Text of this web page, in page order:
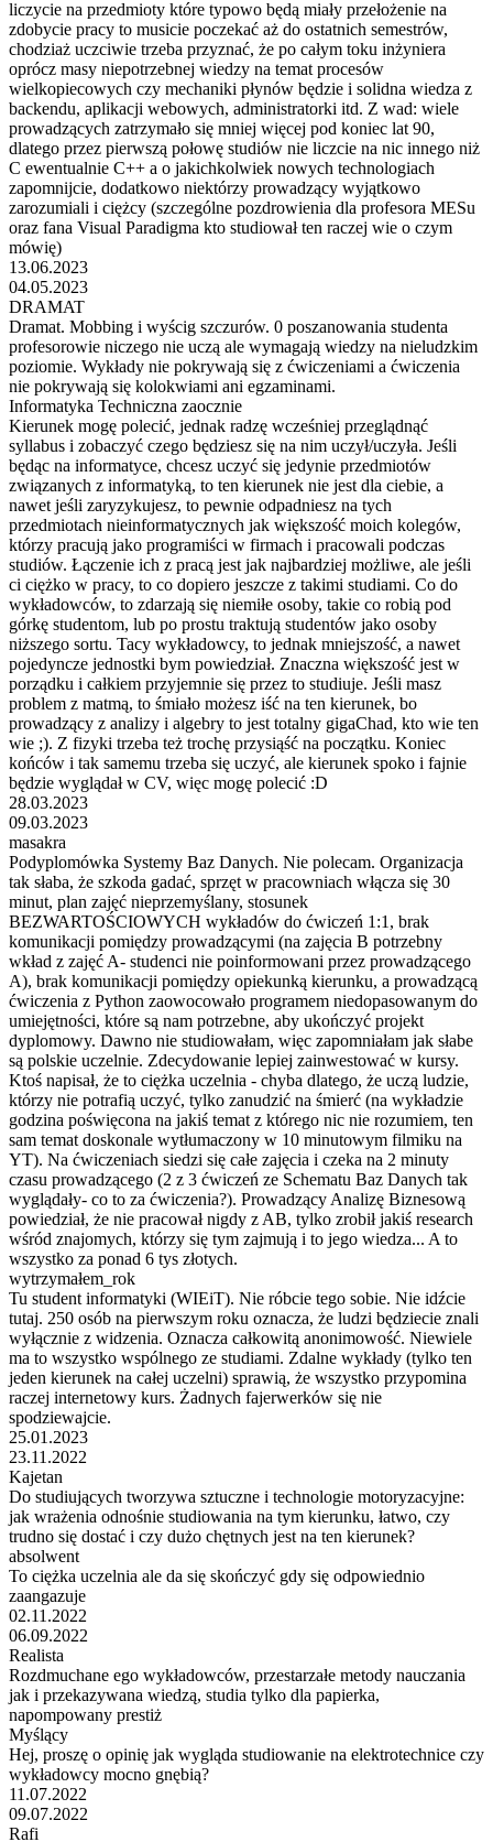
liczycie na przedmioty które typowo będą miały przełożenie na
zdobycie pracy to musicie poczekać aż do ostatnich semestrów,
chodziaż uczciwie trzeba przyznać, że po całym toku inżyniera
oprócz masy niepotrzebnej wiedzy na temat procesów
wielkopiecowych czy mechaniki płynów będzie i solidna wiedza z
backendu, aplikacji webowych, administratorki itd. Z wad: wiele
prowadzących zatrzymało się mniej więcej pod koniec lat 90,
dlatego przez pierwszą połowę studiów nie liczcie na nic innego niż
C ewentualnie C++ a o jakichkolwiek nowych technologiach
zapomnijcie, dodatkowo niektórzy prowadzący wyjątkowo
zarozumiali i ciężcy (szczególne pozdrowienia dla profesora MESu
oraz fana Visual Paradigma kto studiował ten raczej wie o czym
mówię)
13.06.2023
04.05.2023
DRAMAT
Dramat. Mobbing i wyścig szczurów. 0 poszanowania studenta
profesorowie niczego nie uczą ale wymagają wiedzy na nieludzkim
poziomie. Wykłady nie pokrywają się z ćwiczeniami a ćwiczenia
nie pokrywają się kolokwiami ani egzaminami.
Informatyka Techniczna zaocznie
Kierunek mogę polecić, jednak radzę wcześniej przeglądnąć
syllabus i zobaczyć czego będziesz się na nim uczył/uczyła. Jeśli
będąc na informatyce, chcesz uczyć się jedynie przedmiotów
związanych z informatyką, to ten kierunek nie jest dla ciebie, a
nawet jeśli zaryzykujesz, to pewnie odpadniesz na tych
przedmiotach nieinformatycznych jak większość moich kolegów,
którzy pracują jako programiści w firmach i pracowali podczas
studiów. Łączenie ich z pracą jest jak najbardziej możliwe, ale jeśli
ci ciężko w pracy, to co dopiero jeszcze z takimi studiami. Co do
wykładowców, to zdarzają się niemiłe osoby, takie co robią pod
górkę studentom, lub po prostu traktują studentów jako osoby
niższego sortu. Tacy wykładowcy, to jednak mniejszość, a nawet
pojedyncze jednostki bym powiedział. Znaczna większość jest w
porządku i całkiem przyjemnie się przez to studiuje. Jeśli masz
problem z matmą, to śmiało możesz iść na ten kierunek, bo
prowadzący z analizy i algebry to jest totalny gigaChad, kto wie ten
wie ;). Z fizyki trzeba też trochę przysiąść na początku. Koniec
końców i tak samemu trzeba się uczyć, ale kierunek spoko i fajnie
będzie wyglądał w CV, więc mogę polecić :D
28.03.2023
09.03.2023
masakra
Podyplomówka Systemy Baz Danych. Nie polecam. Organizacja
tak słaba, że szkoda gadać, sprzęt w pracowniach włącza się 30
minut, plan zajęć nieprzemyślany, stosunek
BEZWARTOŚCIOWYCH wykładów do ćwiczeń 1:1, brak
komunikacji pomiędzy prowadzącymi (na zajęcia B potrzebny
wkład z zajęć A- studenci nie poinformowani przez prowadzącego
A), brak komunikacji pomiędzy opiekunką kierunku, a prowadzącą
ćwiczenia z Python zaowocowało programem niedopasowanym do
umiejętności, które są nam potrzebne, aby ukończyć projekt
dyplomowy. Dawno nie studiowałam, więc zapomniałam jak słabe
są polskie uczelnie. Zdecydowanie lepiej zainwestować w kursy.
Ktoś napisał, że to ciężka uczelnia - chyba dlatego, że uczą ludzie,
którzy nie potrafią uczyć, tylko zanudzić na śmierć (na wykładzie
godzina poświęcona na jakiś temat z którego nic nie rozumiem, ten
sam temat doskonale wytłumaczony w 10 minutowym filmiku na
YT). Na ćwiczeniach siedzi się całe zajęcia i czeka na 2 minuty
czasu prowadzącego (2 z 3 ćwiczeń ze Schematu Baz Danych tak
wyglądały- co to za ćwiczenia?). Prowadzący Analizę Biznesową
powiedział, że nie pracował nigdy z AB, tylko zrobił jakiś research
wśród znajomych, którzy się tym zajmują i to jego wiedza... A to
wszystko za ponad 6 tys złotych.
wytrzymałem_rok
Tu student informatyki (WIEiT). Nie róbcie tego sobie. Nie idźcie
tutaj. 250 osób na pierwszym roku oznacza, że ludzi będziecie znali
wyłącznie z widzenia. Oznacza całkowitą anonimowość. Niewiele
ma to wszystko wspólnego ze studiami. Zdalne wykłady (tylko ten
jeden kierunek na całej uczelni) sprawią, że wszystko przypomina
raczej internetowy kurs. Żadnych fajerwerków się nie
spodziewajcie.
25.01.2023
23.11.2022
Kajetan
Do studiujących tworzywa sztuczne i technologie motoryzacyjne:
jak wrażenia odnośnie studiowania na tym kierunku, łatwo, czy
trudno się dostać i czy dużo chętnych jest na ten kierunek?
absolwent
To ciężka uczelnia ale da się skończyć gdy się odpowiednio
zaangazuje
02.11.2022
06.09.2022
Realista
Rozdmuchane ego wykładowców, przestarzałe metody nauczania
jak i przekazywana wiedzą, studia tylko dla papierka,
napompowany prestiż
Myślący
Hej, proszę o opinię jak wygląda studiowanie na elektrotechnice czy
wykładowcy mocno gnębią?
11.07.2022
09.07.2022
Rafi